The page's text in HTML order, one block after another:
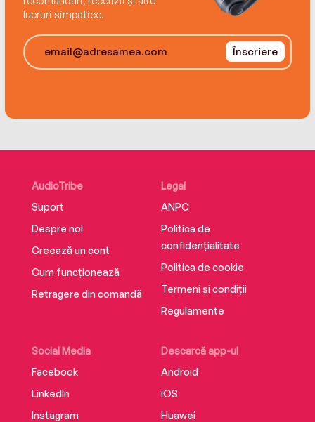
Weekly
lucruri simpatice.
Înscriere
AudioTribe
Suport
Despre noi
Creează un cont
Cum funcționează
Retragere din comandă
Social Media
Facebook
LinkedIn
Instagram
Descarcă app-ul
Android
iOS
Huawei
Legal
ANPC
Politica de
confidențialitate
Politica de cookie
Termeni și condiții
Regulamente